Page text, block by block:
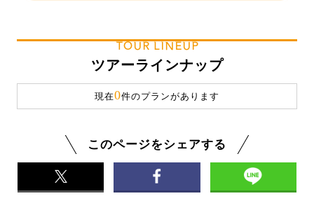
TOUR LINEUP
ツアーラインナップ
現在0件のプランがあります
このページをシェアする